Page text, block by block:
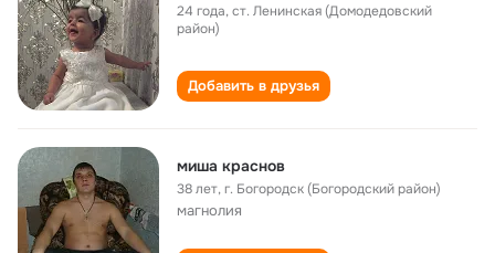
24 года,ст. Ленинская (Домодедовский
район)
Добавить в друзья
миша краснов
38 лет,г. Богородск (Богородский район)
магнолия